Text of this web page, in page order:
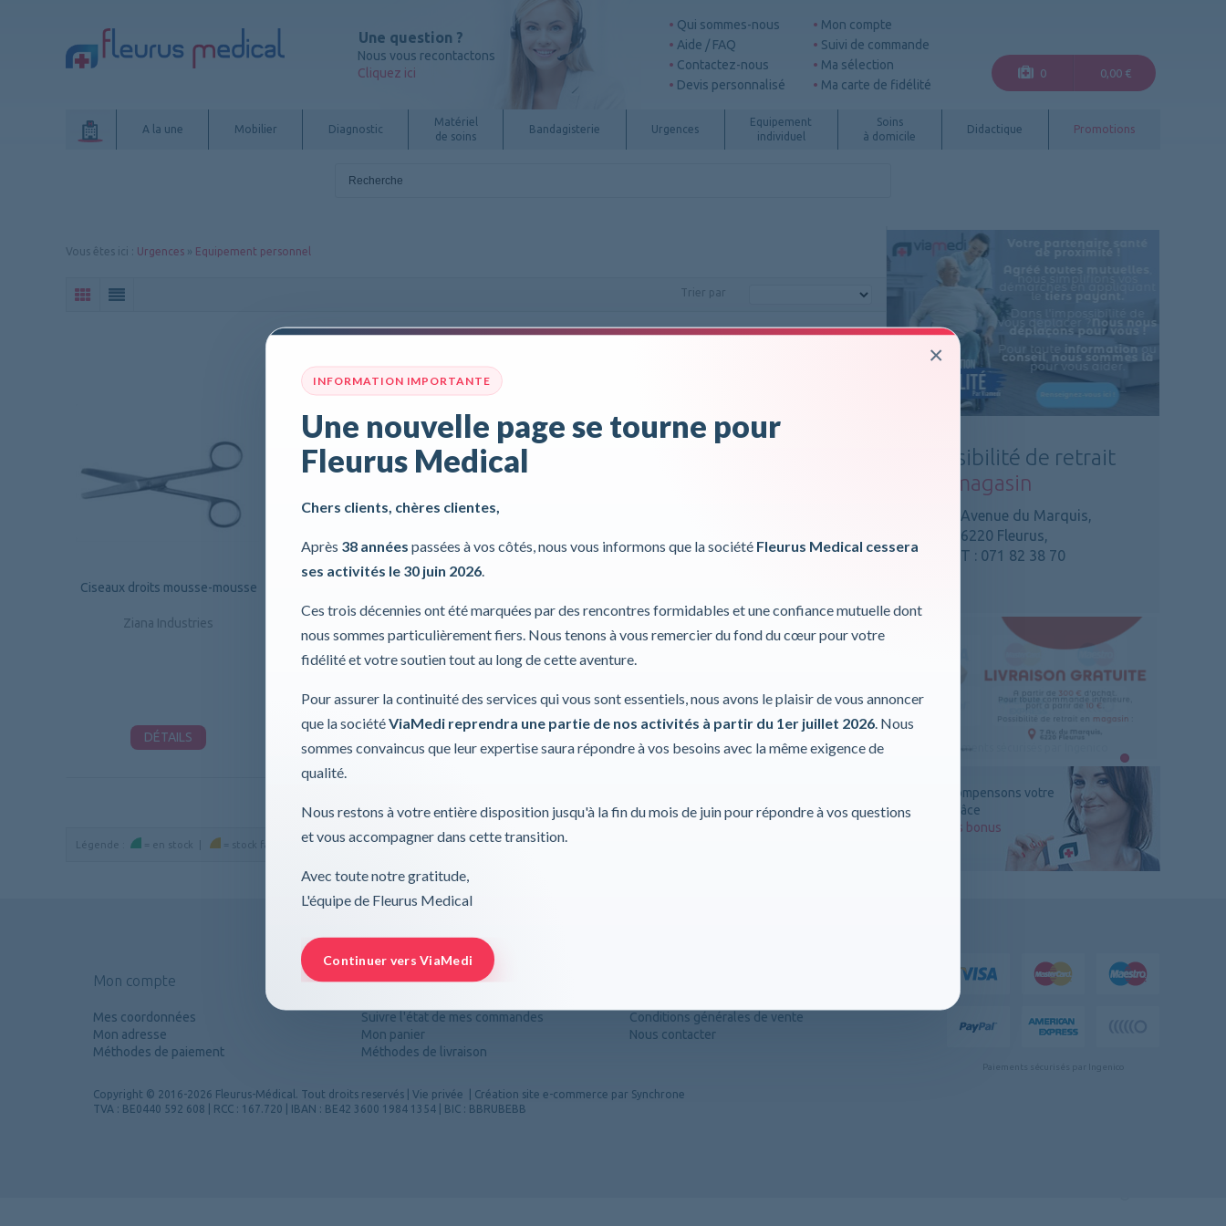
×
INFORMATION IMPORTANTE
Une nouvelle page se tourne pour
Fleurus Medical
Chers clients, chères clientes,
Après 38 années passées à vos côtés, nous vous informons que la société Fleurus Medical cessera
ses activités le 30 juin 2026
Ces trois décennies ont été marquées par des rencontres formidables et une confiance mutuelle dont
nous sommes particulièrement fiers. Nous tenons à vous remercier du fond du cœur pour votre
fidélité et votre soutien tout au long de cette aventure.
Pour assurer la continuité des services qui vous sont essentiels, nous avons le plaisir de vous annoncer
que la sociétéViaMedi reprendra une partie de nos activités à partir du 1er juillet 2026 . Nous
sommes convaincus que leur expertise saura répondre à vos besoins avec la même exigence de
qualité.
Nous restons à votre entière disposition jusqu'à la fin du mois de juin pour répondre à vos questions
et vous accompagner dans cette transition.
Avec toute notre gratitude,
L'équipe de Fleurus Medical
Continuer vers ViaMedi
Une question ?
Nous vous recontactons
Cliquez ici
Qui sommes-nous
Aide / FAQ
Contactez-nous
Devis personnalisé
Mon compte
Suivi de commande
Ma sélection
Ma carte de fidélité
0 0,00 €
A la une Mobilier Diagnostic
Matériel
de soins
Bandagisterie Urgences
Equipement
individuel
Soins
à domicile
Didactique Promotions
Vous êtes ici Urgences » Equipement personnel
Trier par
Ciseaux droits mousse-mousse
Ziana Industries
DÉTAILS
Légende = en stock = stock faible | =en rupture de stock
Possibilité de retrait
magasin
Avenue du Marquis,
6220 Fleurus,
T : 071 82 38 70
Nous récompensons votre
fidélité grâce
aux points bonus
Mon compte
Mes coordonnées
Mon adresse
Méthodes de paiement
Mes commandes
Suivre l'état de mes commandes
Mon panier
Méthodes de livraison
Conditions générales de vente
Nous contacter
Copyright © 2016-2026 Fleurus-Médical. Tout droits reservés Vie privée
Création site e-commerce par Synchrone
TVA : BE0440 592 608 | RCC : 167.720 | IBAN : BE42 3600 1984 1354 | BIC : BBRUBEBB
Paiements sécurisés par Ingenico